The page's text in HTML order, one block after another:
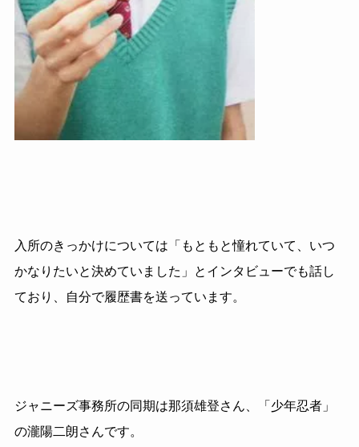
入所のきっかけについては「もともと憧れていて、いつ
かなりたいと決めていました」とインタビューでも話し
ており、自分で履歴書を送っています。
ジャニーズ事務所の同期は那須雄登さん、「少年忍者」
の瀧陽二朗さんです。